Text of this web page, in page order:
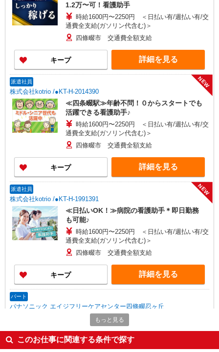
1.2万〜可！看護助手
時給1600円〜2250円 ＜日払い有/週払い有/交
通費全支給(ガソリン代含む)＞
四條畷市 交通費全額支給
キープ 詳細を見る
派遣社員
株式会社kotrio /●KT-H-2014390
NEW
≪四条畷駅≫年齢不問！０からスタートでも
活躍できる看護助手♪
時給1600円〜2250円 ＜日払い有/週払い有/交
通費全支給(ガソリン代含む)＞
四條畷市 交通費全額支給
キープ 詳細を見る
派遣社員
株式会社kotrio /●KT-H-1991391
NEW
≪日払いOK！≫病院の看護助手＊即日勤務
も可能♪
時給1600円〜2250円 ＜日払い有/週払い有/交
通費全支給(ガソリン代含む)＞
四條畷市 交通費全額支給
キープ 詳細を見る
パート
パナソニック エイジフリーケアセンター四條畷忍ヶ丘
デイサービス／看護師／パート／勤務日数・時
間は応相談
時給1,339円〜1,442円 ※経験・能力・資格等
による 保健師・正看護師 時給1,442円 准看護師
もっと見る
このお仕事に関連する条件で探す